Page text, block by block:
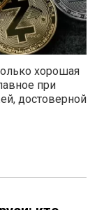
хорошая
при
достоверной